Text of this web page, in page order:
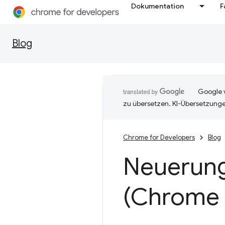
Dokumentation
Blog
Google
zu übersetzen. KI-
Chrome for Developers Blog